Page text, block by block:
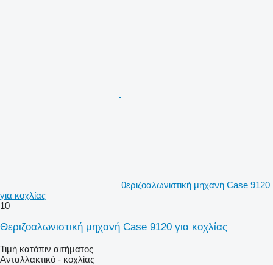
θεριζοαλωνιστική μηχανή Case 9120
για κοχλίας
10
Θεριζοαλωνιστική μηχανή Case 9120 για κοχλίας
Τιμή κατόπιν αιτήματος
Ανταλλακτικό - κοχλίας